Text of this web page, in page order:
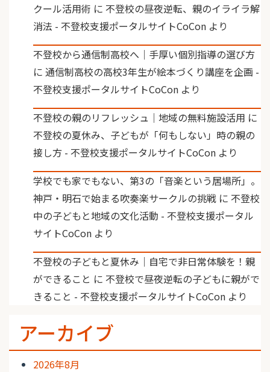
クール活用術 に 不登校の昼夜逆転、親のイライラ解
消法 - 不登校支援ポータルサイトCoCon より
不登校から通信制高校へ｜手厚い個別指導の選び方
に 通信制高校の高校3年生が絵本づくり講座を企画 -
不登校支援ポータルサイトCoCon より
不登校の親のリフレッシュ｜地域の無料施設活用 に
不登校の夏休み、子どもが「何もしない」時の親の
接し方 - 不登校支援ポータルサイトCoCon より
学校でも家でもない、第3の「音楽という居場所」。
神戸・明石で始まる吹奏楽サークルの挑戦 に 不登校
中の子どもと地域の文化活動 - 不登校支援ポータル
サイトCoCon より
不登校の子どもと夏休み｜自宅で非日常体験を！親
ができること に 不登校で昼夜逆転の子どもに親がで
きること - 不登校支援ポータルサイトCoCon より
アーカイブ
2026年8月